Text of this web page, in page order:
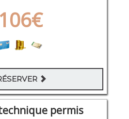
106€
permis